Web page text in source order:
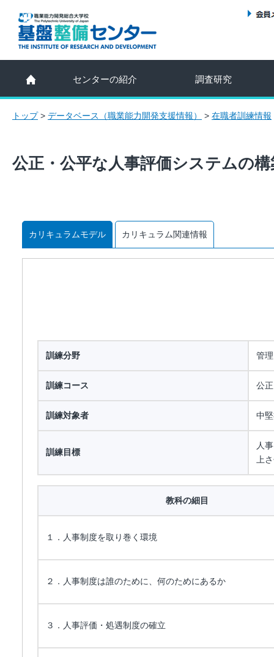
センターの紹介 調査研究
トップ> データベース（職業能力開発支援情報） > 在職者訓練情報
公正・公平な人事評価システムの構
カリキュラムモデル カリキュラム関連情報
訓練分野 管
訓練コース 公
訓練対象者 中
訓練目標
人
上
教科の細目
１．人事制度を取り巻く環境
２．人事制度は誰のために、何のためにあるか
３．人事評価・処遇制度の確立